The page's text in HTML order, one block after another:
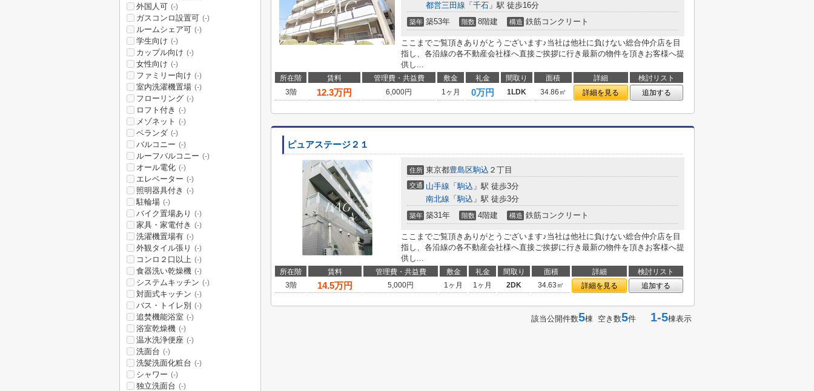
都営三田線 「 千石 」駅 徒歩16分
築年 築53年 階数 8階建 構造 鉄筋コンクリート
ここまでご覧頂きありがとうございます♪当社は他社に負けない総合仲介店を目
指し、各沿線の各不動産会社様へ直接ご挨拶に行き最新の物件を頂きお客様へ提
供し...
所在階 賃料 管理費・共益費 敷金 礼金 間取り 面積 詳細
検討リスト
3階
12.3万円 6,000円 1ヶ月 0万円 1LDK 34.86㎡ 詳細を見る 追加する
ピュアステージ２１
住所 東京都豊島区駒込 ２丁目
交通 山手線 「駒込 」駅 徒歩3分
南北線 「駒込 」駅 徒歩3分
築年 築31年 階数 4階建 構造 鉄筋コンクリート
ここまでご覧頂きありがとうございます♪当社は他社に負けない総合仲介店を目
指し、各沿線の各不動産会社様へ直接ご挨拶に行き最新の物件を頂きお客様へ提
供し...
所在階 賃料 管理費・共益費 敷金 礼金 間取り 面積 詳細
検討リスト
3階
14.5万円 5,000円 1ヶ月 1ヶ月 2DK 34.63㎡ 詳細を見る 追加する
該当公開件数5棟 空き数5件 1-5棟表示
外国人可 (-)
ガスコンロ設置可 (-)
ルームシェア可 (-)
学生向け (-)
カップル向け (-)
女性向け (-)
ファミリー向け (-)
室内洗濯機置場 (-)
フローリング (-)
ロフト付き (-)
メゾネット (-)
ベランダ (-)
バルコニー (-)
ルーフバルコニー (-)
オール電化 (-)
エレベーター (-)
照明器具付き (-)
駐輪場 (-)
バイク置場あり (-)
家具・家電付き (-)
洗濯機置場有 (-)
外観タイル張り (-)
コンロ２口以上 (-)
食器洗い乾燥機 (-)
システムキッチン (-)
対面式キッチン (-)
バス・トイレ別 (-)
追焚機能浴室 (-)
浴室乾燥機 (-)
温水洗浄便座 (-)
洗面台 (-)
洗髪洗面化粧台 (-)
シャワー (-)
独立洗面台 (-)